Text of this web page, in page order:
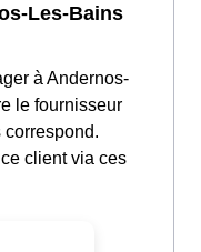
Les-Bains
à Andernos-
le fournisseur
client via ces